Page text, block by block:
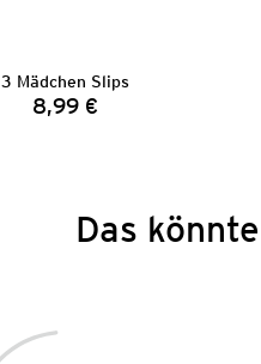
3 Mädchen Slips
Preis:
8,99 €
Das